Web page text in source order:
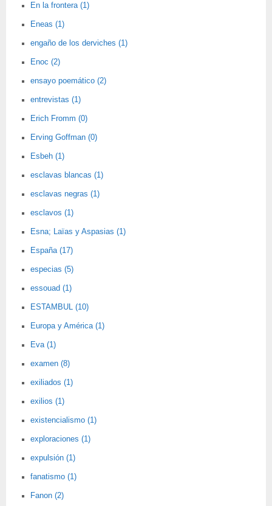
En la frontera (1)
Eneas (1)
engaño de los derviches (1)
Enoc (2)
ensayo poemático (2)
entrevistas (1)
Erich Fromm (0)
Erving Goffman (0)
Esbeh (1)
esclavas blancas (1)
esclavas negras (1)
esclavos (1)
Esna; Laïas y Aspasias (1)
España (17)
especias (5)
essouad (1)
ESTAMBUL (10)
Europa y América (1)
Eva (1)
examen (8)
exiliados (1)
exilios (1)
existencialismo (1)
exploraciones (1)
expulsión (1)
fanatismo (1)
Fanon (2)